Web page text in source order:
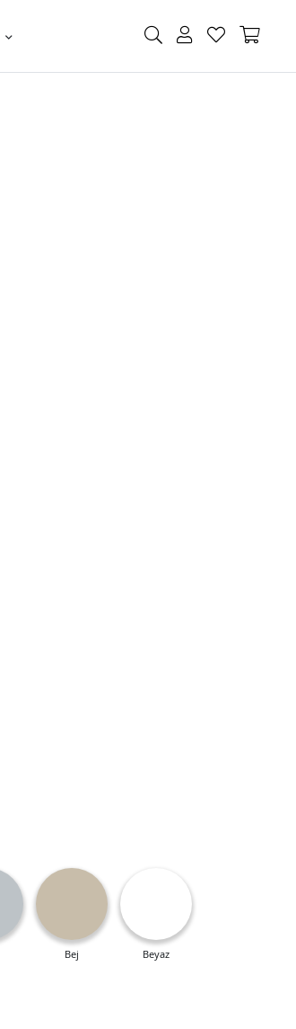
Bej Beyaz